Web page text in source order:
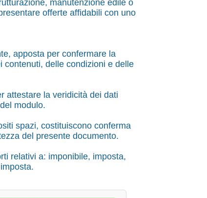
manutenzione edile o
offerte affidabili con uno
apposta per confermare la
contenuti, delle condizioni e delle
attestare la veridicità dei dati
modulo.
spazi, costituiscono conferma
del presente documento.
relativi a: imponibile, imposta,